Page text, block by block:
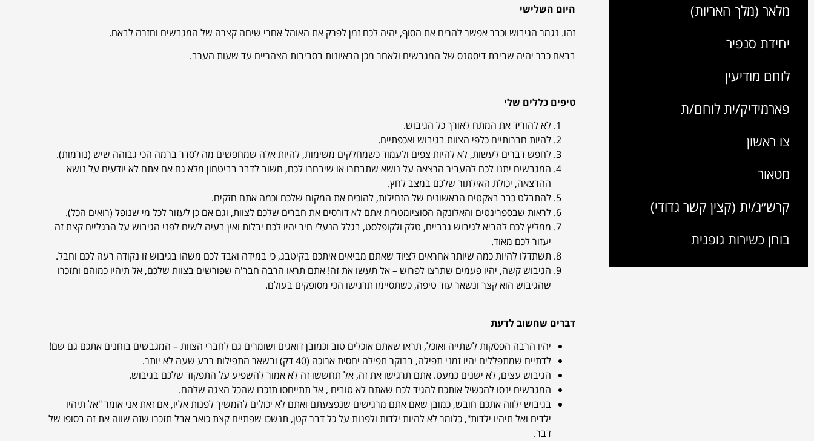
מלאר (מלך האריות)
יחידת סנפיר
לוחם מודיעין
פארמידיק/ית לוחם/ת
צו ראשון
מטאור
קרש״ג/ית (קצין קשר גדודי)
בוחן כשירות גופנית
היום השלישי
זהו. נגמר הגיבוש וכבר אפשר להריח את הסוף, יהיה לכם זמן לפרק את האוהל אחרי שיחה קצרה של המגבשים וחזרה לבאח.
בבאח כבר יהיה שבירת דיסטנס של המגבשים ולאחר מכן הראיונות בסביבות הצהריים עד שעות הערב.
טיפים כללים שלי
לא להוריד את המתח לאורך כל הגיבוש.
להיות חברותיים כלפי הצוות בגיבוש ואכפתיים.
לחפש דברים לעשות, לא להיות צפים ולעמוד כשמחלקים משימות, להיות אלה שמחפשים מה לסדר ברמה הכי גבוהה שיש (נורמות).
המגבשים יתנו לכם להעביר הרצאה על נושא שתבחרו או שיבחרו לכם, חשוב לדבר בביטחון מלא גם אם אתם לא יודעים על נושא
ההרצאה, יכולת האילתור שלכם במצב לחץ.
להתבלט כבר באקטים הראשונים של הזחילות, להוכיח את המקום שלכם וכמה אתם חזקים.
לראות שבספרינטים והאלונקה הסוציומטרית אתם לא דורסים את חברים שלכם לצוות, וגם אם כן לעזור לכל מי שנופל (רואים הכל).
ממליץ לכם להביא לגיבוש גרביים, טלק ולקופלסט, בגלל הנעלי חיר יהיו לכם יבלות ואין בעיה לשים לפני הגיבוש על הרגליים קצת זה
יעזור לכם מאוד.
תשתדלו להיות כמה שיותר אחראים לציוד שאתם מביאים איתכם בקיטבג, כי במידה ואבד לכם משהו בגיבוש זו נקודה רעה לכם וחבל.
הגיבוש קשה, יהיו פעמים שתרצו לפרוש – אל תעשו את זה! אתם תראו הרבה חבר'ה שפורשים בצוות שלכם, אל תיהיו כמוהם ותזכרו
שהגיבוש הוא קצר ונשאר עוד טיפה, כשתסיימו תרגישו הכי מסופקים בעולם.
דברים שחשוב לדעת
יהיו הרבה הפסקות לשתייה ואוכל, תראו שאתם אוכלים טוב וכמובן דואגים ושומרים גם לחברי הצוות – המגבשים בוחנים אתכם גם שם!
לדתיים שמתפללים יהיו זמני תפילה, בבוקר תפילה יחסית ארוכה (40 דק) ובשאר התפילות רבע שעה לא יותר.
הגיבוש עצים, לא ישנים כמעט. אתם תרגישו את זה, אל תחששו זה לא אמור להשפיע על התפקוד שלכם בגיבוש.
המגבשים ינסו להכשיל אותכם להגיד לכם שאתם לא טובים , אל תתייחסו תזכרו שהכל הצגה שלהם.
בגיבוש ילווה אתכם חובש, כמובן שאם אתם מרגישים שנפצעתם ואתם לא יכולים להמשיך לפנות אליו, אם זאת אני אומר "אל תיהיו
ילדים ואל תיהיו ילדות", כלומר לא להיות ילדות ולפנות על כל דבר קטן, תנשכו שפתיים קצת כואב אבל תזכרו שזה שווה את זה בסופו של
דבר.